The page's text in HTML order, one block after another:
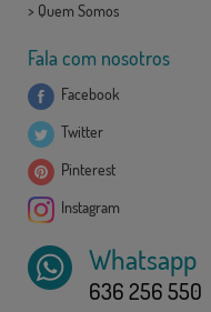
> Quem Somos
Fala com nosotros
Facebook
Twitter
Pinterest
Instagram
Whatsapp
636 256 550